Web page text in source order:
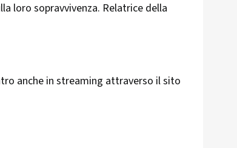
loro sopravvivenza. Relatrice della
anche in streaming attraverso il sito